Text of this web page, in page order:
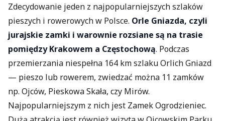
Zdecydowanie jeden z najpopularniejszych szlaków
pieszych i rowerowych w Polsce. Orle Gniazda, czyli
jurajskie zamki i warownie rozsiane są na trasie
pomiędzy Krakowem a Częstochową. Podczas
przemierzania niespełna 164 km szlaku Orlich Gniazd
— pieszo lub rowerem, zwiedzać można 11 zamków
np. Ojców, Pieskowa Skała, czy Mirów.
Najpopularniejszym z nich jest Zamek Ogrodzieniec.